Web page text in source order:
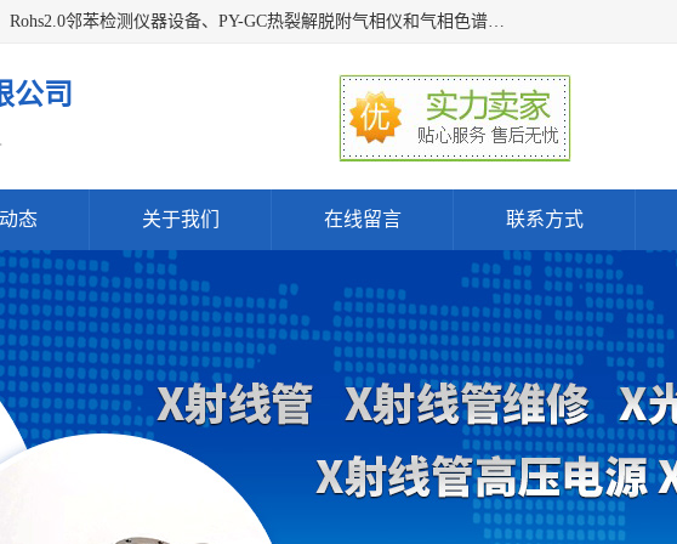
深圳曼瑞特科技有限公司是一家专业从事X光管维修X射线管、Rohs2.0邻苯检测仪器设备、PY-GC热裂解脱附气相仪和气相色谱光谱仪器、天瑞仪器探测器、高压电源等产品的维修出租的企业。本公司以客户至上为宗旨，以专注、专一、专业的精神为您提供安全、经济的技术服务。
公司
态 关于我们 在线留言 联系方式